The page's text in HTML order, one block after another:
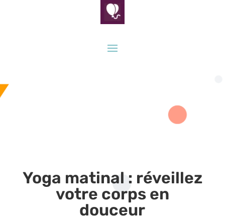
Yoga matinal : réveillez
votre corps en
douceur